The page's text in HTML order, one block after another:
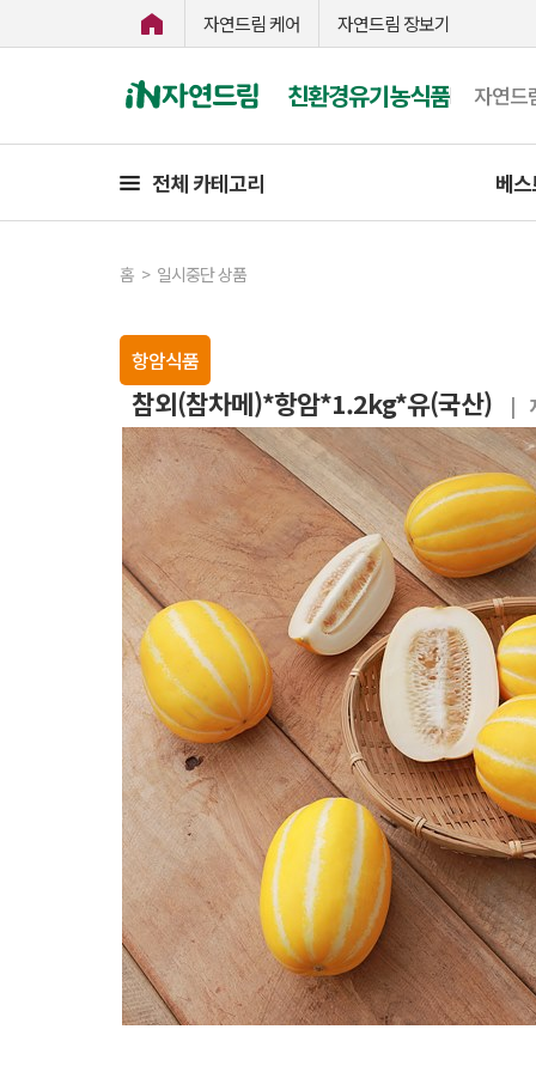
자연드림 케어 자연드림 장보기
친환경유기농식품 자연드
전체 카테고리 베
홈 > 일시중단 상품
항암식품
참외(참차메)*항암*1.2kg*유(국산) |